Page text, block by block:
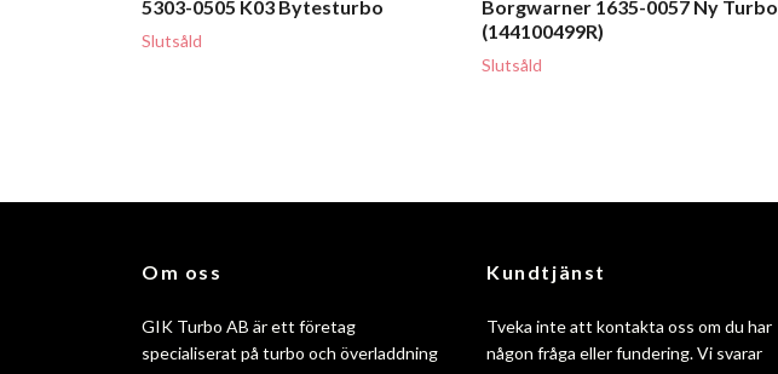
5303-0505 K03 Bytesturbo
Slutsåld
Borgwarner 1635-0057 Ny Turbo
(144100499R)
Slutsåld
Om oss
GIK Turbo AB är ett företag
specialiserat på turbo och överladdning
Kundtjänst
Tveka inte att kontakta oss om du har
någon fråga eller fundering. Vi svarar